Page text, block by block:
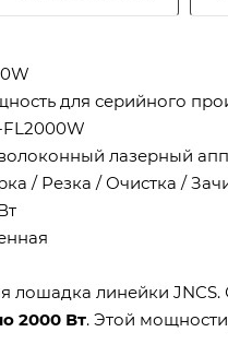
для серийного
FL2000W
лазерный
/ Резка / Очистка /
лошадка линейки JNCS.
2000 Вт. Этой